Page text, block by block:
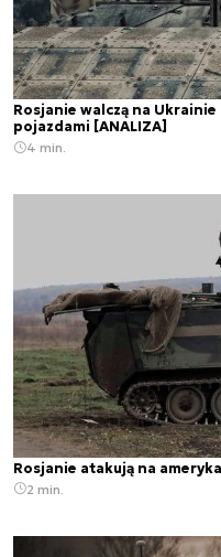
Rosjanie walczą na
pojazdami [ANALIZA]
4 min.
Rosjanie atakują na
2 min.